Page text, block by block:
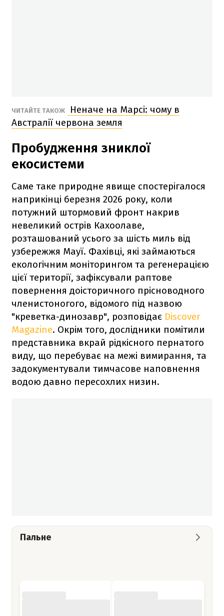
ЧИТАЙТЕ ТАКОЖ
Неначе на Марсі: чому в
Австралії червона земля
Пробудження зниклої
екосистеми
Саме таке природне явище спостерігалося
наприкінці березня 2026 року, коли
потужний штормовий фронт накрив
невеликий острів Кахоолаве,
розташований усього за шість миль від
узбережжя Мауї. Фахівці, які займаються
екологічним моніторингом та регенерацією
цієї території, зафіксували раптове
повернення доісторичного прісноводного
членистоногого, відомого під назвою
"креветка-динозавр", розповідає Discover
Magazine. Окрім того, дослідники помітили
представника вкрай рідкісного пернатого
виду, що перебуває на межі вимирання, та
задокументували тимчасове наповнення
водою давно пересохлих низин.
Пальне